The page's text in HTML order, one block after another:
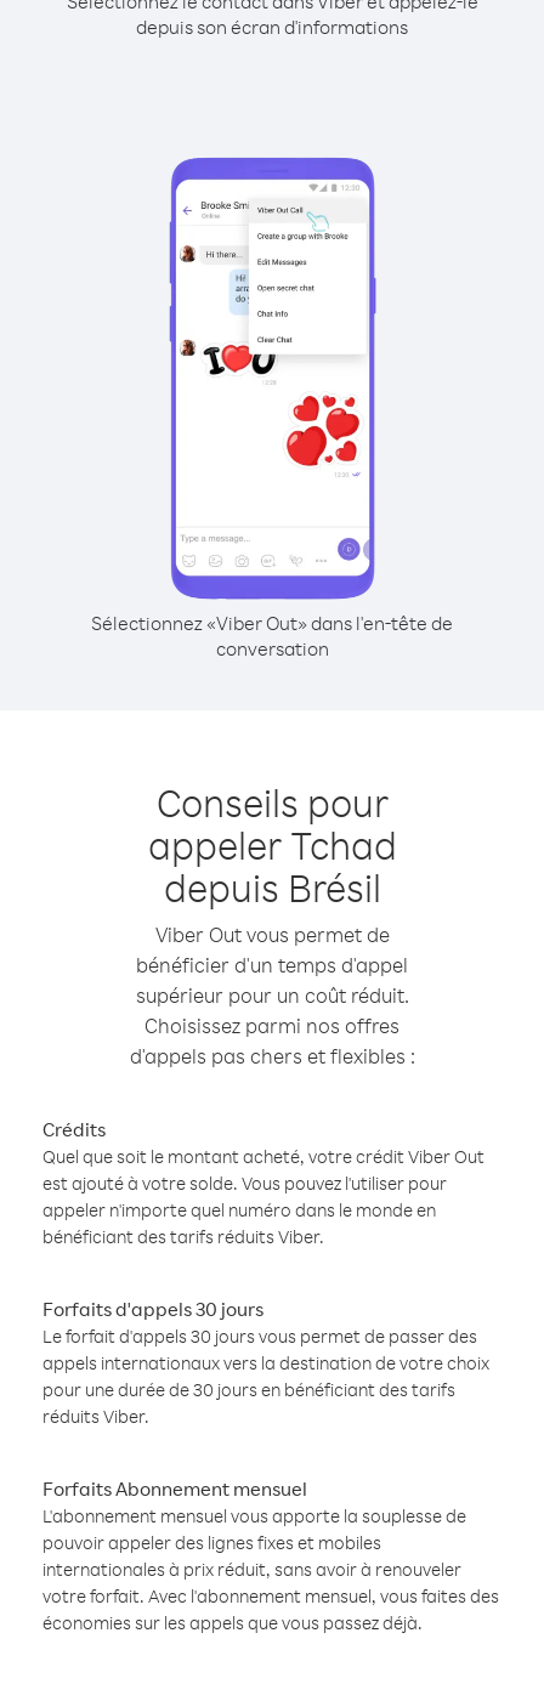
depuis son écran d'informations
Sélectionnez «Viber Out» dans l'en-tête de
conversation
Conseils pour
appeler Tchad
depuis Brésil
Viber Out vous permet de
bénéficier d'un temps d'appel
supérieur pour un coût réduit.
Choisissez parmi nos offres
d'appels pas chers et flexibles :
Crédits
Quel que soit le montant acheté, votre crédit Viber Out
est ajouté à votre solde. Vous pouvez l'utiliser pour
appeler n'importe quel numéro dans le monde en
bénéficiant des tarifs réduits Viber.
Forfaits d'appels 30 jours
Le forfait d'appels 30 jours vous permet de passer des
appels internationaux vers la destination de votre choix
pour une durée de 30 jours en bénéficiant des tarifs
réduits Viber.
Forfaits Abonnement mensuel
L'abonnement mensuel vous apporte la souplesse de
pouvoir appeler des lignes fixes et mobiles
internationales à prix réduit, sans avoir à renouveler
votre forfait. Avec l'abonnement mensuel, vous faites des
économies sur les appels que vous passez déjà.